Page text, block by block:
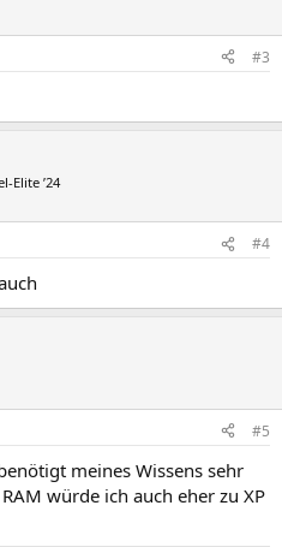
#3
Elite ’24
#4
#5
meines Wissens sehr
würde ich auch eher zu XP